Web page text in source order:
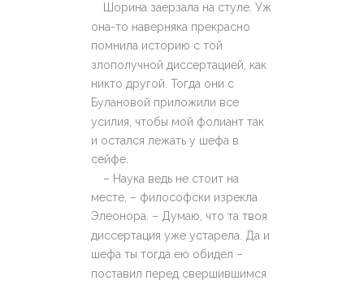
Шорина заерзала на стуле. Уж
она-то наверняка прекрасно
помнила историю с той
злополучной диссертацией, как
никто другой. Тогда они с
Булановой приложили все
усилия, чтобы мой фолиант так
и остался лежать у шефа в
сейфе.
– Наука ведь не стоит на
месте, – философски изрекла
Элеонора. – Думаю, что та твоя
диссертация уже устарела. Да и
шефа ты тогда ею обидел –
поставил перед свершившимся